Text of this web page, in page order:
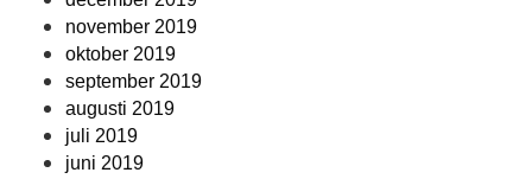
november 2019
oktober 2019
september 2019
augusti 2019
juli 2019
juni 2019